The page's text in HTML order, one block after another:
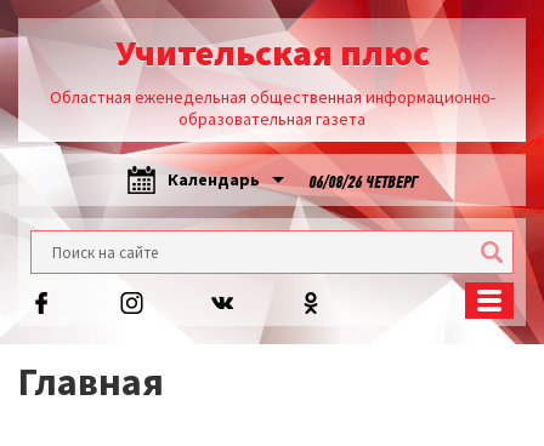
Учительская плюс
Областная еженедельная общественная информационно-
образовательная газета
Календарь 06/08/26 ЧЕТВЕРГ
Главная